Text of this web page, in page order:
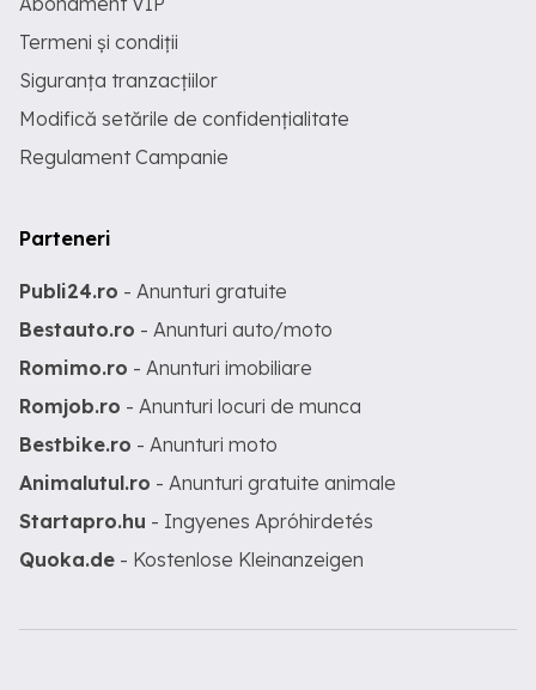
Termeni și condiții
Siguranța tranzacțiilor
Modifică setările de confidențialitate
Regulament Campanie
Parteneri
Publi24.ro - Anunturi gratuite
Bestauto.ro - Anunturi auto/moto
Romimo.ro - Anunturi imobiliare
Romjob.ro - Anunturi locuri de munca
Bestbike.ro - Anunturi moto
Animalutul.ro - Anunturi gratuite animale
Startapro.hu - Ingyenes Apróhirdetés
Quoka.de - Kostenlose Kleinanzeigen